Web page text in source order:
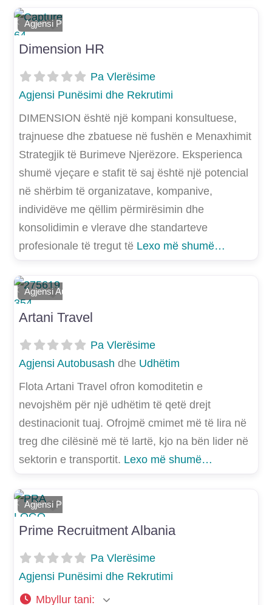
Shtoje si të preferuar
Agjensi Punësimi dhe Rekrutimi
E mëparshme
Më Tej
Dimension HR
Pa Vlerësime
Agjensi Punësimi dhe Rekrutimi
DIMENSION është një kompani konsultuese,
trajnuese dhe zbatuese në fushën e Menaxhimit
Strategjik të Burimeve Njerëzore. Eksperienca
shumë vjeçare e stafit të saj është një potencial
në shërbim të organizatave, kompanive,
individëve me qëllim përmirësimin dhe
konsolidimin e vlerave dhe standarteve
profesionale të tregut të Lexo më shumë…
Shtoje si të preferuar
Agjensi Autobusash
E mëparshme
Më Tej
Artani Travel
Pa Vlerësime
Agjensi Autobusash dhe Udhëtim
Flota Artani Travel ofron komoditetin e
nevojshëm për një udhëtim të qetë drejt
destinacionit tuaj. Ofrojmë cmimet më të lira në
treg dhe cilësinë më të lartë, kjo na bën lider në
sektorin e transportit. Lexo më shumë…
Shtoje si të preferuar
Agjensi Punësimi dhe Rekrutimi
E mëparshme
Më Tej
Prime Recruitment Albania
Pa Vlerësime
Agjensi Punësimi dhe Rekrutimi
Mbyllur tani: